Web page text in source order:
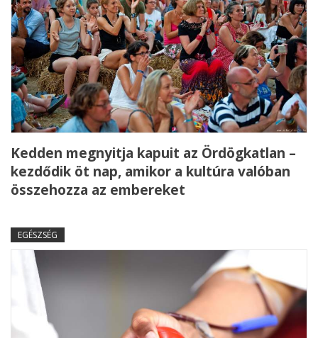
Kedden megnyitja kapuit az Ördögkatlan –
kezdődik öt nap, amikor a kultúra valóban
összehozza az embereket
EGÉSZSÉG